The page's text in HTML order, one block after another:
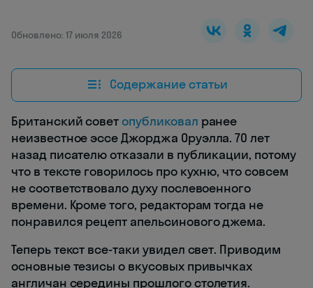
Обновлено: 17 июля 2026
Содержание статьи
Британский советопубликовал ранее
неизвестное эссе Джорджа Оруэлла. 70 лет
назад писателю отказали в публикации, потому
что в тексте говорилось про кухню, что совсем
не соответствовало духу послевоенного
времени. Кроме того, редакторам тогда не
понравился рецепт апельсинового джема.
Теперь текст все-таки увидел свет. Приводим
основные тезисы о вкусовых привычках
англичан середины прошлого столетия.